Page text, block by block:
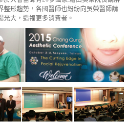
整形趨勢，各國醫師也紛紛向吳榮醫師請
光大，造福更多消費者。